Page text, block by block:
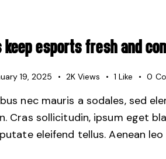
KEEP ESPORTS FRESH AND
19, 2025 2K Views 1 Like 0
nec mauris a sodales, sed
Cras sollicitudin, ipsum eget
eleifend tellus. Aenean